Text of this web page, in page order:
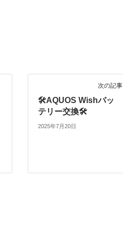
次の記事
🛠AQUOS Wishバッ
テリー交換🛠
2025年7月20日